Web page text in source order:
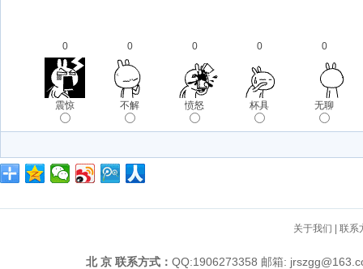
0
震惊
0
不解
0
愤怒
0
杯具
0
无聊
关于我们 联系
北 京 联系方式： QQ:1906273358 邮箱: